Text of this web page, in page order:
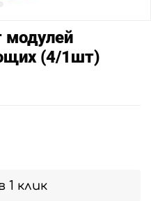
модулей
(4/1шт)
1 клик